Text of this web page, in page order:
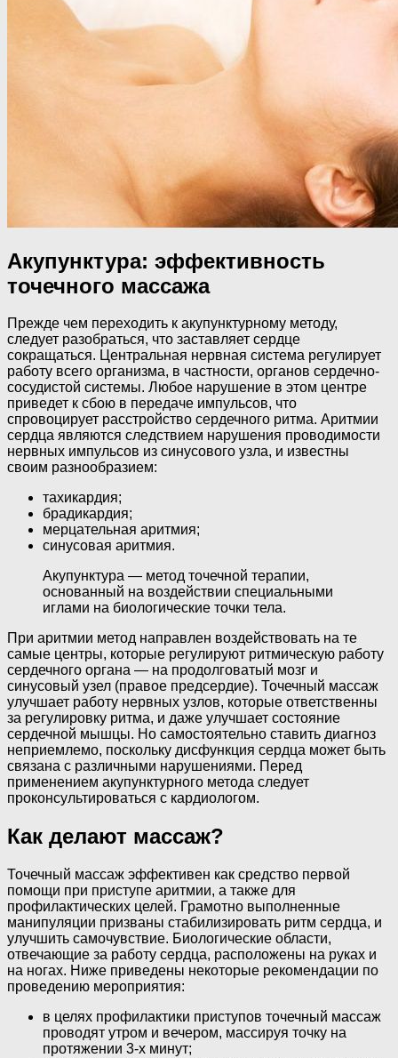
Акупунктура: эффективность
точечного массажа
Прежде чем переходить к акупунктурному методу,
следует разобраться, что заставляет сердце
сокращаться. Центральная нервная система регулирует
работу всего организма, в частности, органов сердечно-
сосудистой системы. Любое нарушение в этом центре
приведет к сбою в передаче импульсов, что
спровоцирует расстройство сердечного ритма. Аритмии
сердца являются следствием нарушения проводимости
нервных импульсов из синусового узла, и известны
своим разнообразием:
тахикардия;
брадикардия;
мерцательная аритмия;
синусовая аритмия.
Акупунктура — метод точечной терапии,
основанный на воздействии специальными
иглами на биологические точки тела.
При аритмии метод направлен воздействовать на те
самые центры, которые регулируют ритмическую работу
сердечного органа — на продолговатый мозг и
синусовый узел (правое предсердие). Точечный массаж
улучшает работу нервных узлов, которые ответственны
за регулировку ритма, и даже улучшает состояние
сердечной мышцы. Но самостоятельно ставить диагноз
неприемлемо, поскольку дисфункция сердца может быть
связана с различными нарушениями. Перед
применением акупунктурного метода следует
проконсультироваться с кардиологом.
Как делают массаж?
Точечный массаж эффективен как средство первой
помощи при приступе аритмии, а также для
профилактических целей. Грамотно выполненные
манипуляции призваны стабилизировать ритм сердца, и
улучшить самочувствие. Биологические области,
отвечающие за работу сердца, расположены на руках и
на ногах. Ниже приведены некоторые рекомендации по
проведению мероприятия:
в целях профилактики приступов точечный массаж
проводят утром и вечером, массируя точку на
протяжении 3-х минут;